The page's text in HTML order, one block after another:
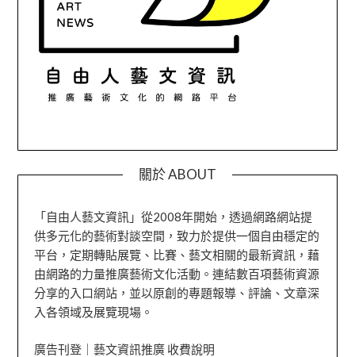
關於 ABOUT
「自由人藝文資訊」從2008年開始，透過網路網站提
供多元化的藝術對談空間，致力於提供一個自由穩定的
平台，定期轉貼展覽、比賽、藝文相關的最新資訊，藉
由網路的力量推廣藝術文化活動。連結數百項藝術資源
分享的入口網站，並以原創的專題報導、評論、文章深
入各領域及展覽現場。
廣告刊登｜藝文資訊推廣 收費說明